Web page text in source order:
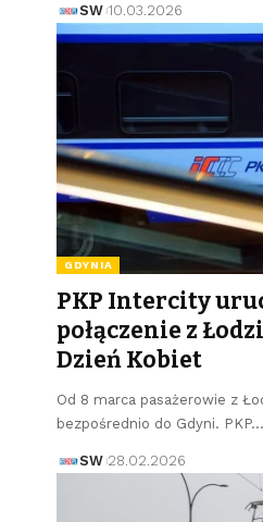
SW 10.03.2026
GDYNIA
PKP Intercity
połączenie z
Dzień Kobiet
Od 8 marca pasażerowie z
bezpośrednio do Gdyni. PKP…
SW 28.02.2026